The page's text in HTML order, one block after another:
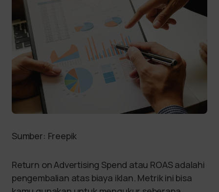
Sumber: Freepik
Return on Advertising Spend atau ROAS adalahi
pengembalian atas biaya iklan. Metrik ini bisa